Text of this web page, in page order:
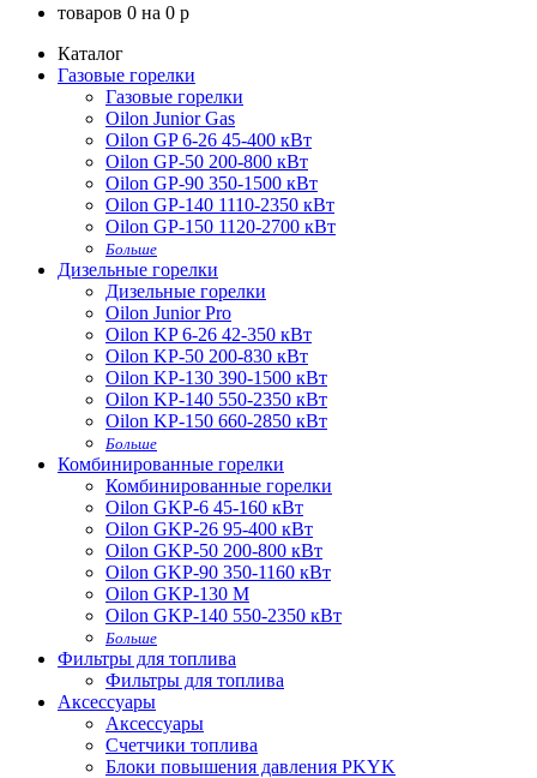
товаров 0 на 0 p
Каталог
Газовые горелки
Газовые горелки
Oilon Junior Gas
Oilon GP 6-26 45-400 кВт
Oilon GP-50 200-800 кВт
Oilon GP-90 350-1500 кВт
Oilon GP-140 1110-2350 кВт
Oilon GP-150 1120-2700 кВт
Больше
Дизельные горелки
Дизельные горелки
Oilon Junior Pro
Oilon KP 6-26 42-350 кВт
Oilon KP-50 200-830 кВт
Oilon KP-130 390-1500 кВт
Oilon KP-140 550-2350 кВт
Oilon KP-150 660-2850 кВт
Больше
Комбинированные горелки
Комбинированные горелки
Oilon GKP-6 45-160 кВт
Oilon GKP-26 95-400 кВт
Oilon GKP-50 200-800 кВт
Oilon GKP-90 350-1160 кВт
Oilon GKP-130 M
Oilon GKP-140 550-2350 кВт
Больше
Фильтры для топлива
Фильтры для топлива
Аксессуары
Аксессуары
Cчетчики топлива
Блоки повышения давления PKYK